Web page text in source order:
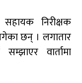
निरीक्षक
छन् । लगातार
वार्तामा